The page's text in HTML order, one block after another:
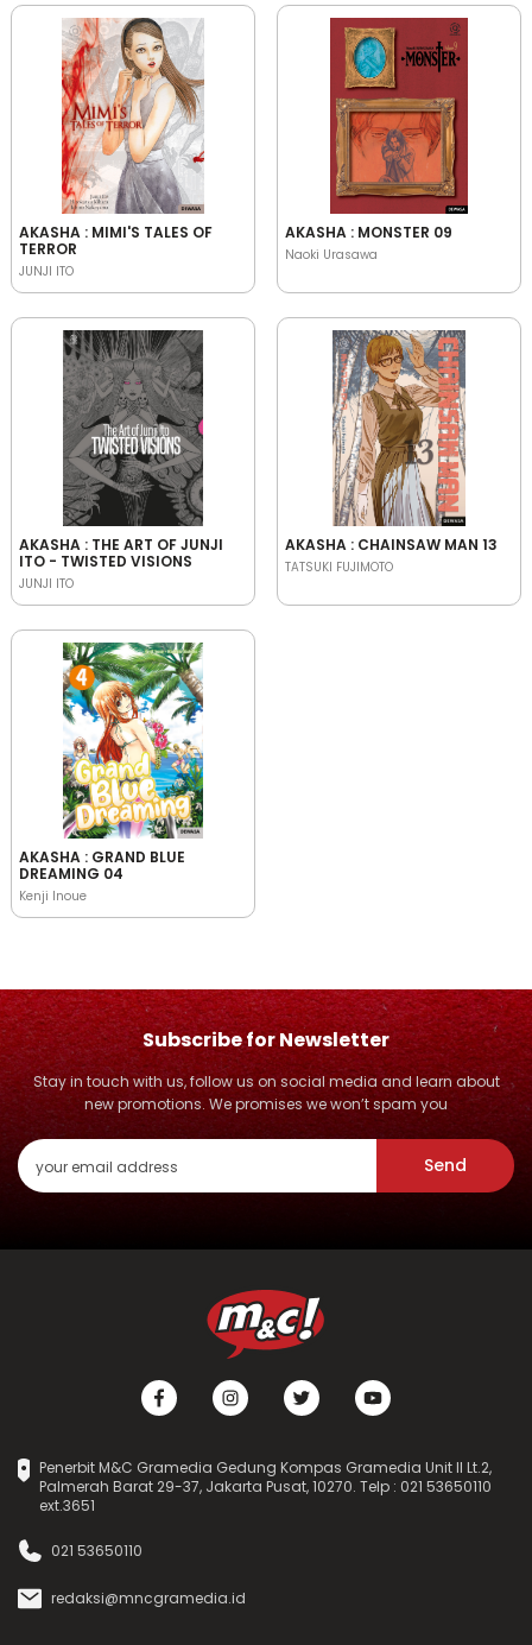
AKASHA : MIMI'S TALES OF
TERROR
JUNJI ITO
AKASHA : MONSTER 09
Naoki Urasawa
AKASHA : THE ART OF JUNJI
ITO - TWISTED VISIONS
JUNJI ITO
AKASHA : CHAINSAW MAN 13
TATSUKI FUJIMOTO
AKASHA : GRAND BLUE
DREAMING 04
Kenji Inoue
Subscribe for Newsletter
Stay in touch with us, follow us on social media and learn about
new promotions. We promises we won’t spam you
Send
Penerbit M&C Gramedia Gedung Kompas Gramedia Unit II Lt.2,
Palmerah Barat 29-37, Jakarta Pusat, 10270. Telp : 021 53650110
ext.3651
021 53650110
redaksi@mncgramedia.id